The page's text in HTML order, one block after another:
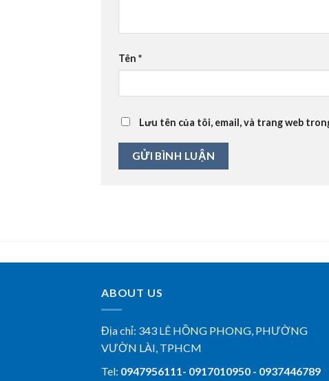
Tên *
Lưu tên của tôi, email, và trang web
ABOUT US
Địa chỉ: 343 LÊ HỒNG PHONG, PHƯỜNG
VƯỜN LÀI, TPHCM
Tel: 0947956111- 0917010950 - 0937446789